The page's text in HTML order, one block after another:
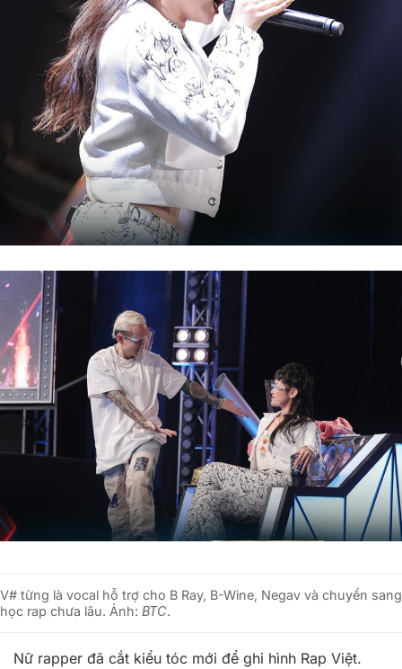
V# từng là vocal hỗ trợ cho B Ray, B-Wine, Negav và chuyển sang
học rap chưa lâu. Ảnh: BTC.
Nữ rapper đã cắt kiểu tóc mới để ghi hình Rap Việt.